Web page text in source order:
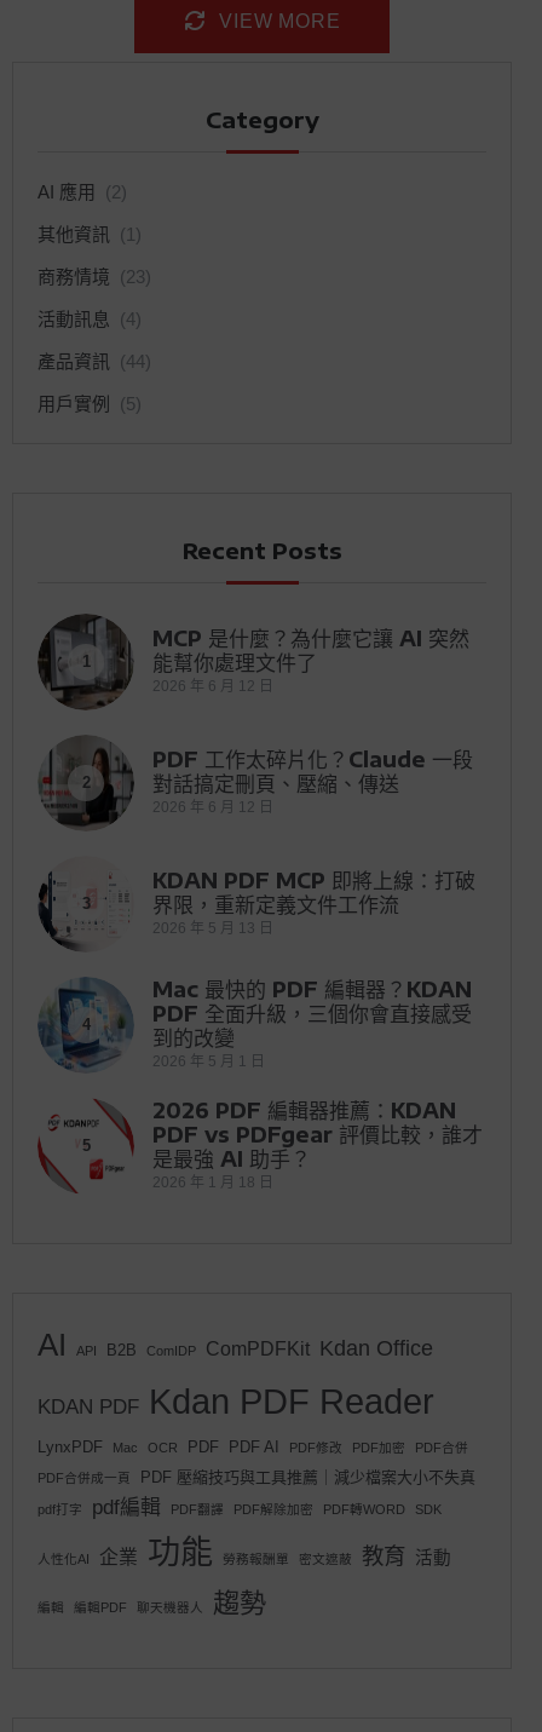
VIEW MORE
Category
AI 應用 (2)
其他資訊 (1)
商務情境 (23)
活動訊息 (4)
產品資訊 (44)
用戶實例 (5)
Recent Posts
1
MCP 是什麼？為什麼它讓 AI 突然
能幫你處理文件了
2026 年 6 月 12 日
2
PDF 工作太碎片化？Claude 一段
對話搞定刪頁、壓縮、傳送
2026 年 6 月 12 日
3
KDAN PDF MCP 即將上線：打破
界限，重新定義文件工作流
2026 年 5 月 13 日
4
Mac 最快的 PDF 編輯器？KDAN
PDF 全面升級，三個你會直接感受
到的改變
2026 年 5 月 1 日
5
2026 PDF 編輯器推薦：KDAN
PDF vs PDFgear 評價比較，誰才
是最強 AI 助手？
2026 年 1 月 18 日
AI API B2B ComIDP ComPDFKit Kdan Office
KDAN PDF Kdan PDF Reader
LynxPDF Mac OCR PDF PDF AI PDF修改 PDF加密 PDF合併
PDF合併成一頁 PDF 壓縮技巧與工具推薦｜減少檔案大小不失真
pdf打字 pdf編輯 PDF翻譯 PDF解除加密 PDF轉WORD SDK
人性化AI 企業 功能 勞務報酬單 密文遮蔽 教育 活動
編輯 編輯PDF 聊天機器人 趨勢